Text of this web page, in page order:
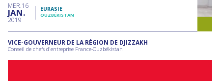
MER 16
JAN
2019
EURASIE
OUZBÉKISTAN
VICE-GOUVERNEUR DE LA RÉGION DE DJIZZAKH
Conseil de chefs d'entreprise France-Ouzbékistan